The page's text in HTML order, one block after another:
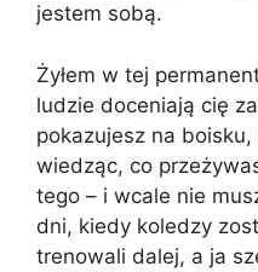
jestem sobą.
Żyłem w tej
ludzie doceniają cię
pokazujesz na
wiedząc, co
tego – i wcale nie
dni, kiedy koledzy
trenowali dalej, a ja